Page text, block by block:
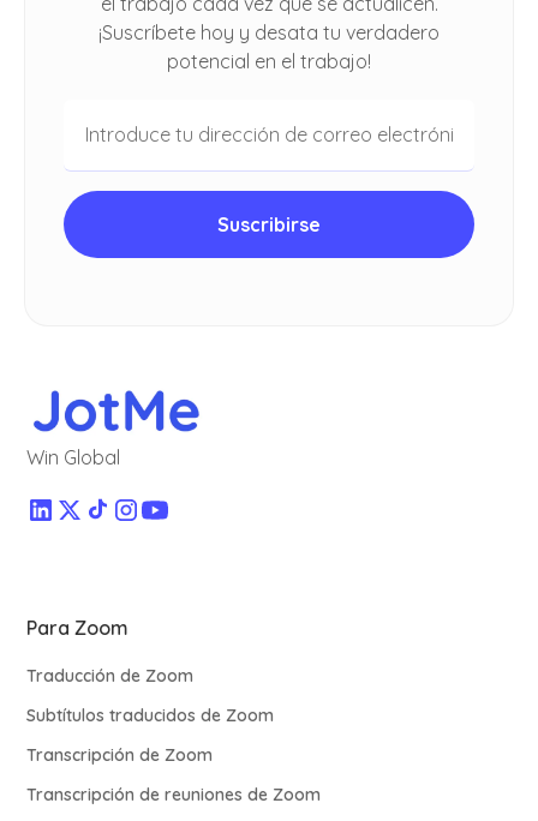
¡Suscríbete hoy y desata tu verdadero
potencial en el trabajo!
Win Global
Para Zoom
Traducción de Zoom
Subtítulos traducidos de Zoom
Transcripción de Zoom
Transcripción de reuniones de Zoom